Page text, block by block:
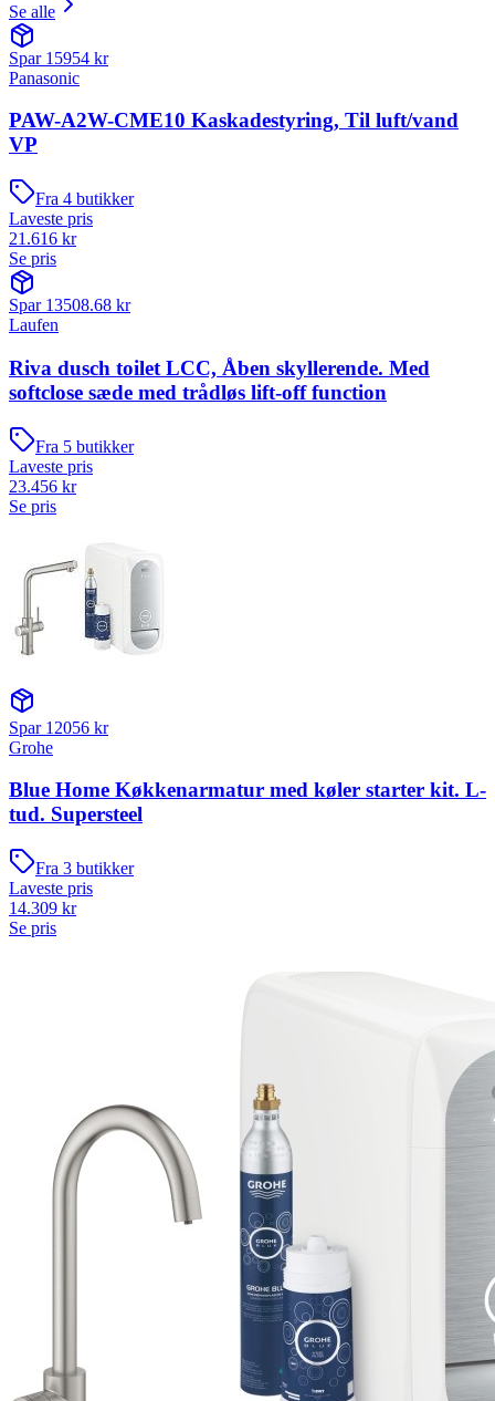
Se alle
Spar 15954 kr
Panasonic
PAW-A2W-CME10 Kaskadestyring, Til luft/vand
VP
Fra 4 butikker
Laveste pris
21.616 kr
Se pris
Spar 13508.68 kr
Laufen
Riva dusch toilet LCC, Åben skyllerende. Med
softclose sæde med trådløs lift-off function
Fra 5 butikker
Laveste pris
23.456 kr
Se pris
Spar 12056 kr
Grohe
Blue Home Køkkenarmatur med køler starter kit. L-
tud. Supersteel
Fra 3 butikker
Laveste pris
14.309 kr
Se pris